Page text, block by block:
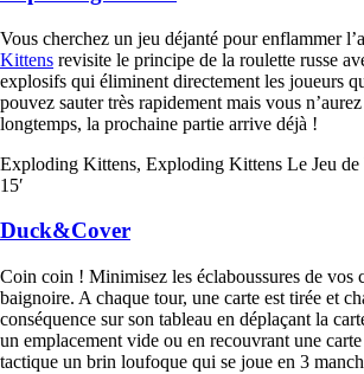
Vous cherchez un jeu déjanté pour enflammer
Kittens revisite le principe de la roulette russe
explosifs qui éliminent directement les joueurs
pouvez sauter très rapidement mais vous
longtemps, la prochaine partie arrive déjà !
Exploding Kittens, Exploding Kittens Le Jeu de
15′
Duck&Cover
Coin coin ! Minimisez les éclaboussures de vos
baignoire. A chaque tour, une carte est tirée et
conséquence sur son tableau en déplaçant la
un emplacement vide ou en recouvrant une
tactique un brin loufoque qui se joue en 3